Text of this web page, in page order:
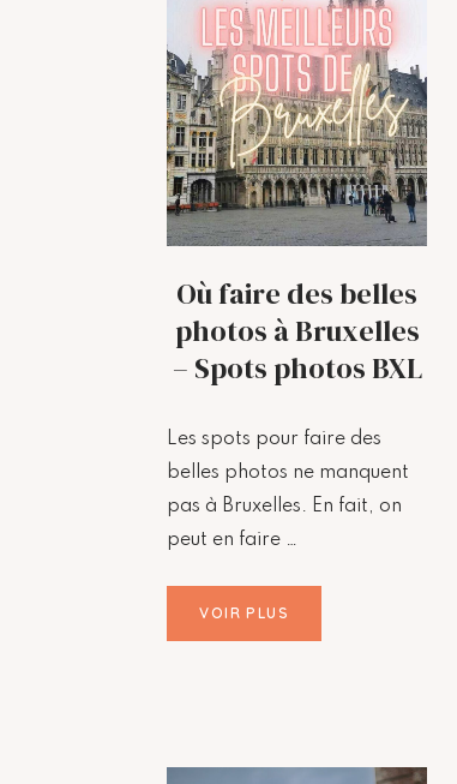
Où faire des belles
photos à Bruxelles
– Spots photos BXL
Les spots pour faire des
belles photos ne manquent
pas à Bruxelles. En fait, on
peut en faire …
VOIR PLUS